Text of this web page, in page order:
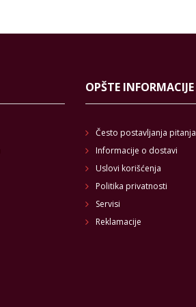
OPŠTE INFORMACIJE
Često postavljanja pitanja
Informacije o dostavi
Uslovi korišćenja
Politika privatnosti
Servisi
Reklamacije